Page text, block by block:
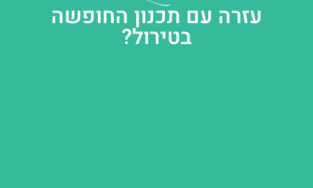
עזרה עם תכנון החופשה
בטירול?